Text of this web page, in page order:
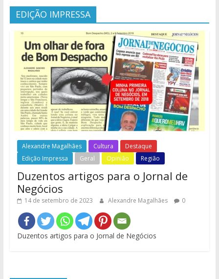
EDIÇÃO IMPRESSA
Alexandre Magalhães Cultura
Destaque
Edição Impressa
Geral Opinião Região
Duzentos artigos para o Jornal de
Negócios
14 de setembro de 2023 Alexandre Magalhães 0
Duzentos artigos para o Jornal de Negócios